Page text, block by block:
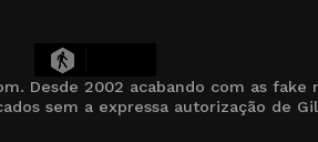
Desde 2002 acabando com as fake
sem a expressa autorização de